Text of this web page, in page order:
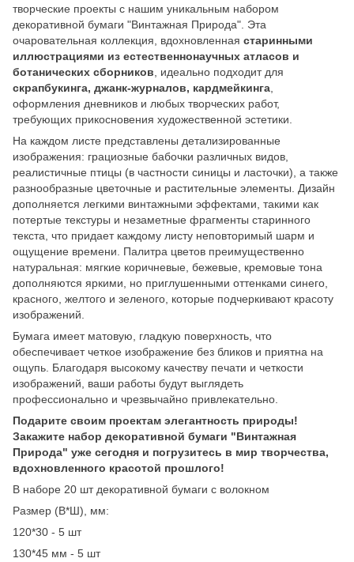
творческие проекты с нашим уникальным набором
декоративной бумаги "Винтажная Природа". Эта
очаровательная коллекция, вдохновленная старинными
иллюстрациями из естественнонаучных атласов и
ботанических сборников , идеально подходит для
скрапбукинга, джанк-журналов, кардмейкинга
оформления дневников и любых творческих работ,
требующих прикосновения художественной эстетики.
На каждом листе представлены детализированные
изображения: грациозные бабочки различных видов,
реалистичные птицы (в частности синицы и ласточки), а также
разнообразные цветочные и растительные элементы. Дизайн
дополняется легкими винтажными эффектами, такими как
потертые текстуры и незаметные фрагменты старинного
текста, что придает каждому листу неповторимый шарм и
ощущение времени. Палитра цветов преимущественно
натуральная: мягкие коричневые, бежевые, кремовые тона
дополняются яркими, но приглушенными оттенками синего,
красного, желтого и зеленого, которые подчеркивают красоту
изображений.
Бумага имеет матовую, гладкую поверхность, что
обеспечивает четкое изображение без бликов и приятна на
ощупь. Благодаря высокому качеству печати и четкости
изображений, ваши работы будут выглядеть
профессионально и чрезвычайно привлекательно.
Подарите своим проектам элегантность природы!
Закажите набор декоративной бумаги "Винтажная
Природа" уже сегодня и погрузитесь в мир творчества,
вдохновленного красотой прошлого!
В наборе 20 шт декоративной бумаги с волокном
Размер (В*Ш), мм:
120*30 - 5 шт
130*45 мм - 5 шт